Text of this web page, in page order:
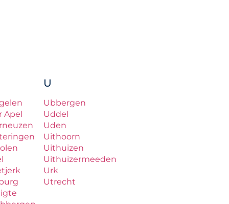
Apel
U
Ubbergen
Uddel
Uden
Uithoorn
Uithuizen
Uithuizermeeden
Urk
Utrecht